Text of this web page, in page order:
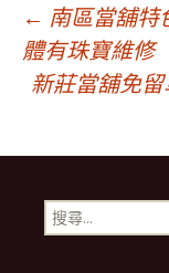
文
章
導
航
← 南區當舖特
體有珠寶維修
新莊當舖免
搜
尋